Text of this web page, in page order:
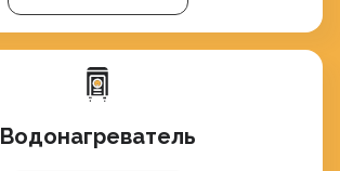
Водонагреватель